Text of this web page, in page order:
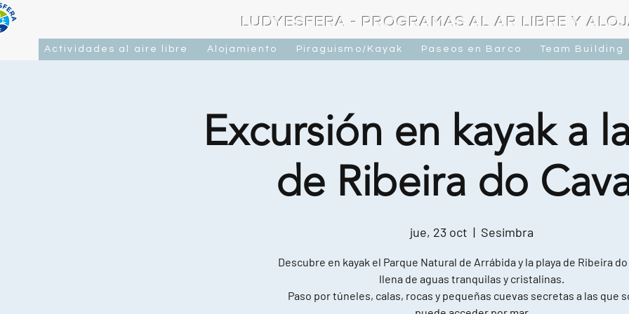
LUDYESFERA - PROGRAMAS AL AR LIBRE Y
Actividades al aire libre Alojamiento Piraguismo/Kayak Paseos en Barco Team Building
Excursión en kayak a
de Ribeira do
jue, 23 oct
  |
Sesimbra
Descubre en kayak el Parque Natural de Arrábida y la playa de Ribeira do
llena de aguas tranquilas y cristalinas.
Paso por túneles, calas, rocas y pequeñas cuevas secretas a las que